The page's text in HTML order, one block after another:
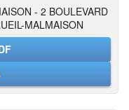
- 2 BOULEVARD
MALMAISON